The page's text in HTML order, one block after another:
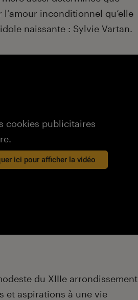
inconditionnel qu’elle
naissante : Sylvie Vartan.
cookies publicitaires
ici pour afficher la vidéo
du XIIIe arrondissement
et aspirations à une vie